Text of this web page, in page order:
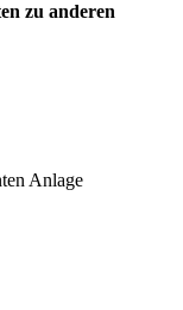
zu anderen
Anlage